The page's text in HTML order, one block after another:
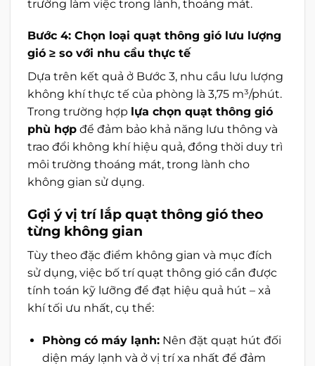
trường làm việc trong lành, thoáng mát.
Bước 4: Chọn loại quạt thông gió lưu lượng
gió ≥ so với nhu cầu thực tế
Dựa trên kết quả ở Bước 3, nhu cầu lưu lượng
không khí thực tế của phòng là 3,75 m³/phút.
Trong trường hợp lựa chọn quạt thông gió
phù hợp để đảm bảo khả năng lưu thông và
trao đổi không khí hiệu quả, đồng thời duy trì
môi trường thoáng mát, trong lành cho
không gian sử dụng.
Gợi ý vị trí lắp quạt thông gió theo
từng không gian
Tùy theo đặc điểm không gian và mục đích
sử dụng, việc bố trí quạt thông gió cần được
tính toán kỹ lưỡng để đạt hiệu quả hút – xả
khí tối ưu nhất, cụ thể:
Phòng có máy lạnh:Nên đặt quạt hút đối
diện máy lạnh và ở vị trí xa nhất để đảm